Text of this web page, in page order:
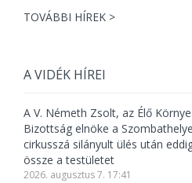
TOVÁBBI HÍREK >
A VIDÉK HÍREI
A V. Németh Zsolt, az Élő
Bizottság elnöke a
cirkusszá silányult ülés után
össze a testületet
2026. augusztus 7. 17:41